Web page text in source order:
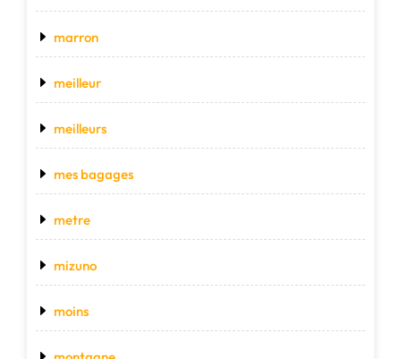
marron
meilleur
meilleurs
mes bagages
metre
mizuno
moins